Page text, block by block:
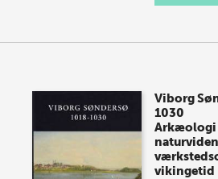
Viborg
1030
Arkæologi
vikingetid